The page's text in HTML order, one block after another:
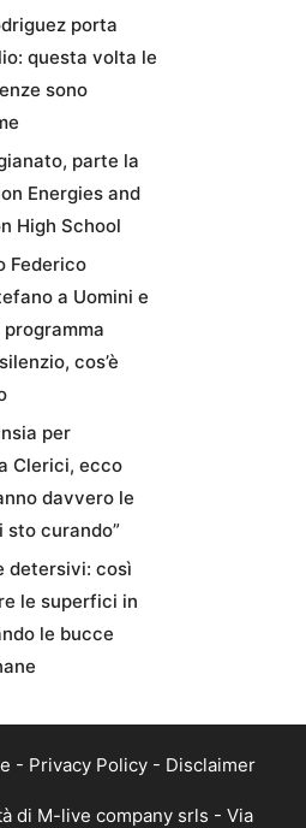
porta
questa volta le
sono
parte la
Energies and
High School
Federico
a Uomini e
programma
cos’è
per
Clerici, ecco
davvero le
sto curando”
detersivi: così
le superfici in
le bucce
- Privacy Policy - Disclaimer
di M-live company srls - Via